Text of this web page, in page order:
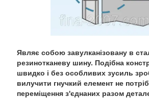
Являє собою завулканізовану в
резинотканеву шину. Подібна
швидко і без особливих зусиль
вилучити гнучкий елемент не
переміщення з'єднаних разом